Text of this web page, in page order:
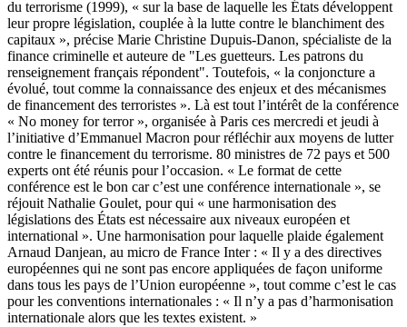
du terrorisme (1999), « sur la base de laquelle les États développent
leur propre législation, couplée à la lutte contre le blanchiment des
capitaux », précise Marie Christine Dupuis-Danon, spécialiste de la
finance criminelle et auteure de "Les guetteurs. Les patrons du
renseignement français répondent". Toutefois, « la conjoncture a
évolué, tout comme la connaissance des enjeux et des mécanismes
de financement des terroristes ». Là est tout l’intérêt de la conférence
« No money for terror », organisée à Paris ces mercredi et jeudi à
l’initiative d’Emmanuel Macron pour réfléchir aux moyens de lutter
contre le financement du terrorisme. 80 ministres de 72 pays et 500
experts ont été réunis pour l’occasion. « Le format de cette
conférence est le bon car c’est une conférence internationale », se
réjouit Nathalie Goulet, pour qui « une harmonisation des
législations des États est nécessaire aux niveaux européen et
international ». Une harmonisation pour laquelle plaide également
Arnaud Danjean, au micro de France Inter : « Il y a des directives
européennes qui ne sont pas encore appliquées de façon uniforme
dans tous les pays de l’Union européenne », tout comme c’est le cas
pour les conventions internationales : « Il n’y a pas d’harmonisation
internationale alors que les textes existent. »